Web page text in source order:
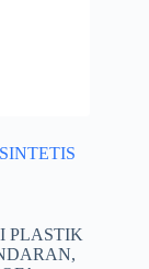
PLASTIK
,